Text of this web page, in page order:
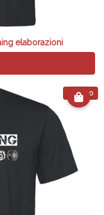
elaborazioni
€ 24.90